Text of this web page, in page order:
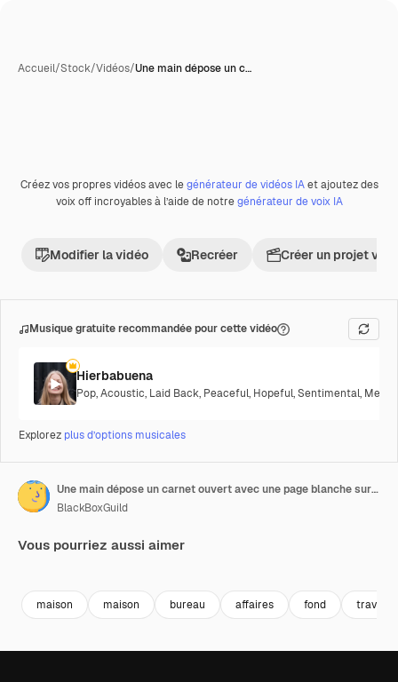
Accueil/Stock/Vidéos/Une main dépose un c…
Premium
Créez vos propres vidéos avec legénérateur de vidéos IAet ajoutez des
voix off incroyables à l’aide de notregénérateur de voix IA
Modifier la vidéo Recréer Créer un projet
Musique gratuite recommandée pour cette vidéo
Hierbabuena
Pop,Acoustic, Laid Back, Peaceful, Hopeful,Sentimental,
Explorez plus d’options musicales
Une main dépose un carnet ouvert avec une page blanche sur une table, avec une règle et un stylo-bille sur les côtés.
BlackBoxGuild
Vous pourriez aussi aimer
maison maison bureau affaires fond travail